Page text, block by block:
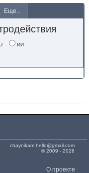
Еще...
ИИ
chaynikam.hello@gmail.com
© 2009 - 2026
О проекте